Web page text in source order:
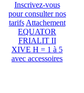
Inscrivez-vous
pour consulter nos
tarifs Attachement
EQUATOR
FRIALIT II
XIVE H = 1 à 5
avec accessoires